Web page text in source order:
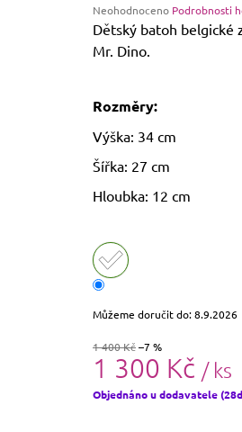
Průměrné
hodnocení
produktu
je
5
Neohodnoceno Podrobnosti
Dětský batoh belgické
Mr. Dino.
Rozměry:
Výška: 34 cm
Šířka: 27 cm
Hloubka: 12 cm
Můžeme doručit do:8.9.2026
1 400 Kč–7 %
1 300 Kč / ks
Měrná
Objednáno u dodavatele